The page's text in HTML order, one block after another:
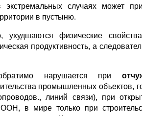
экстремальных случаях может
в пустыню.
физические свойства
продуктивность, а
нарушается при
промышленных объектов,
линий связи), при
в мире только при